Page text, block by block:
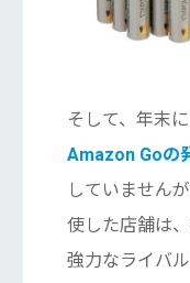
そして、年末
Amazon Goの
していません
使した店舗は
強力なライバ